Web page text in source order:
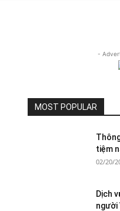
-
MOST POPULAR
tiệm
02/20/
Dịch
người